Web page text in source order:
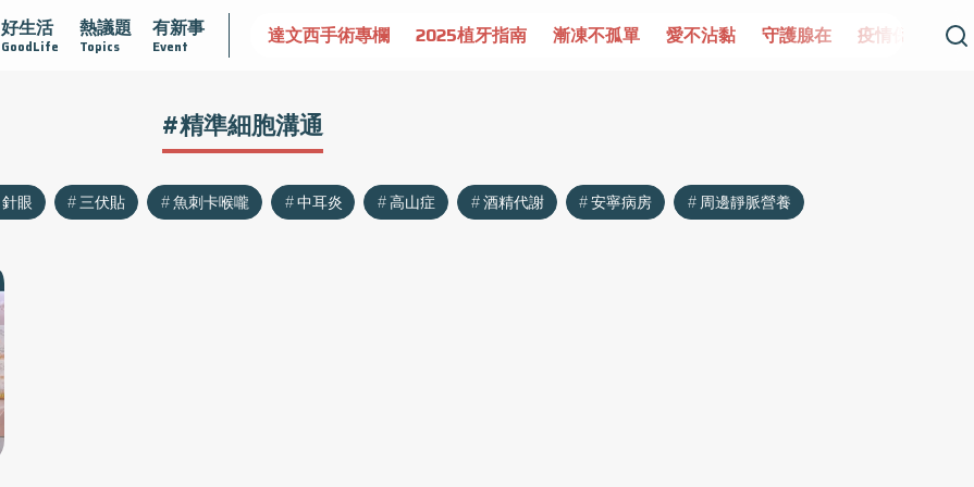
好生活
GoodLife
熱議題
Topics
有新事
Event
認識攝護腺肥大 守護骨骼健康 達文西手術專欄 2025植牙指南 漸凍不孤單 愛不沾黏 守護腺在 疫情保衛戰
#精準細胞溝通
針眼 三伏貼 魚刺卡喉嚨 中耳炎 高山症 酒精代謝 安寧病房 周邊靜脈營養